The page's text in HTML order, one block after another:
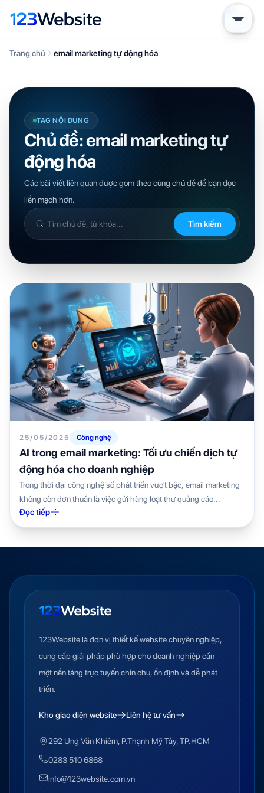
Trang chủ email marketing tự động hóa
TAG NỘI DUNG
Chủ đề: email marketing tự
động hóa
Các bài viết liên quan được gom theo cùng chủ đề để bạn đọc
liền mạch hơn.
Tìm
trong
thức
Tìm kiếm
25/05/2025 Công nghệ
AI trong email marketing: Tối ưu chiến dịch tự
động hóa cho doanh nghiệp
Trong thời đại công nghệ số phát triển vượt bậc, email marketing
không còn đơn thuần là việc gửi hàng loạt thư quảng cáo...
Đọc tiếp
123Website là đơn vị thiết kế website chuyên nghiệp,
cung cấp giải pháp phù hợp cho doanh nghiệp cần
một nền tảng trực tuyến chỉn chu, ổn định và dễ phát
triển.
Kho giao diện website Liên hệ tư vấn
292 Ung Văn Khiêm, P.Thạnh Mỹ Tây, TP.HCM
0283 510 6868
info@123website.com.vn